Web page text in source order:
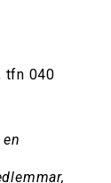
tfn 040